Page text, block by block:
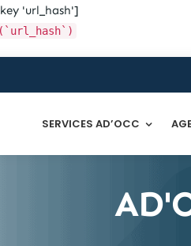
'url_hash']
(`url_hash`)
SERVICES AD’OCC